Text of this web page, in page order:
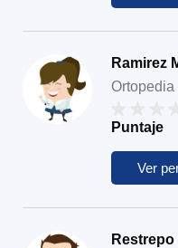
Ramirez
Ortopedia
Puntaje
Ver